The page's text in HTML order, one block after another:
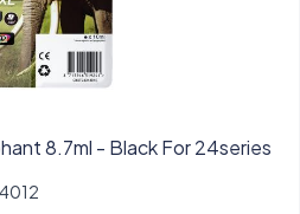
8.7ml - Black For 24series